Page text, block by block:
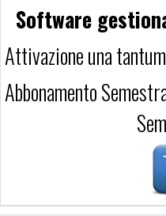
Software